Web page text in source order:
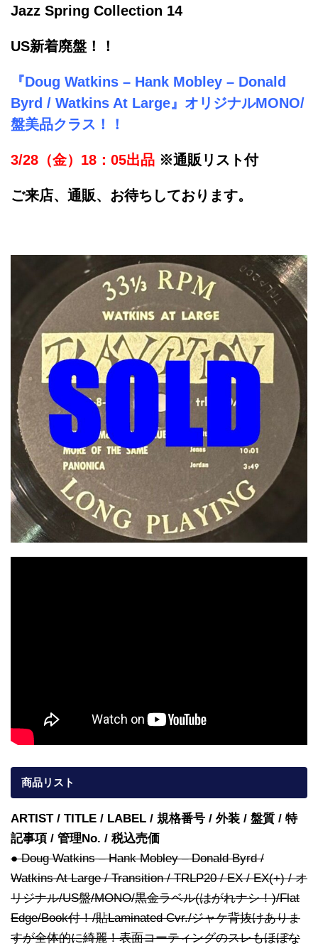
Jazz Spring Collection 14
US新着廃盤！！
『Doug Watkins – Hank Mobley – Donald
Byrd / Watkins At Large』オリジナルMONO/
盤美品クラス ！！
3/28（金）18：05出品 ※通販リスト付
ご来店、通販、お待ちしております。
商品リスト
ARTIST / TITLE / LABEL / 規格番号 / 外装 / 盤質 / 特
記事項 / 管理No. / 税込売価
● Doug Watkins – Hank Mobley – Donald Byrd /
Watkins At Large / Transition / TRLP20 / EX / EX(+) / オ
リジナル/US盤/MONO/黒金ラベル(はがれナシ！)/Flat
Edge/Book付！/貼Laminated Cvr./ジャケ背抜けありま
すが全体的に綺麗！表面コーティングのスレもほぼな